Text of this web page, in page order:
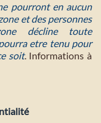
pourront en aucun
et des personnes
décline toute
etre tenu pour
soit. Informations à